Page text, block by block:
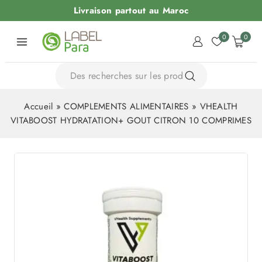
Livraison partout au Maroc
0 0
Accueil »COMPLEMENTS ALIMENTAIRES » VHEALTH
VITABOOST HYDRATATION+ GOUT CITRON 10 COMPRIMES